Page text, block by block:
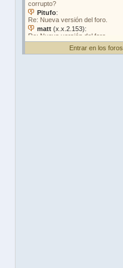
Entrar en los foros